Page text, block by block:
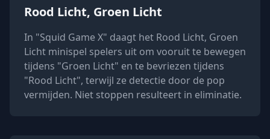
Rood Licht, Groen Licht
In "Squid Game X" daagt het Rood Licht, Groen
Licht minispel spelers uit om vooruit te bewegen
tijdens "Groen Licht" en te bevriezen tijdens
"Rood Licht", terwijl ze detectie door de pop
vermijden. Niet stoppen resulteert in eliminatie.